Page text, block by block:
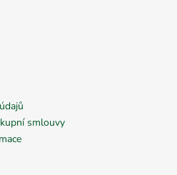
smlouvy